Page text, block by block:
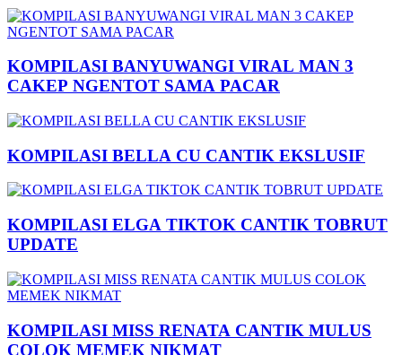
KOMPILASI BANYUWANGI VIRAL MAN 3
CAKEP NGENTOT SAMA PACAR
KOMPILASI BELLA CU CANTIK EKSLUSIF
KOMPILASI ELGA TIKTOK CANTIK TOBRUT
UPDATE
KOMPILASI MISS RENATA CANTIK MULUS
COLOK MEMEK NIKMAT